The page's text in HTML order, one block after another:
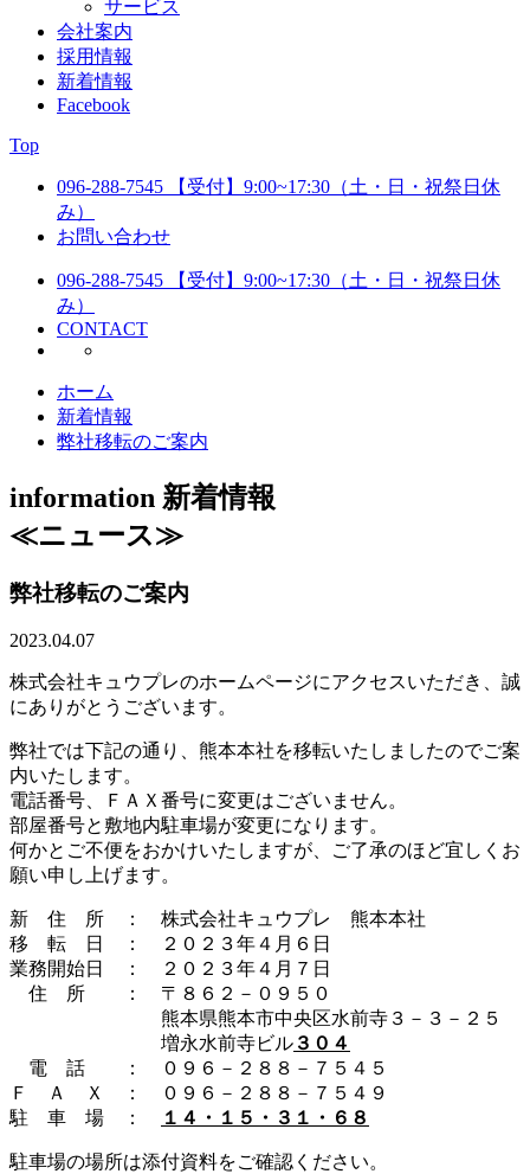
サービス
会社案内
採用情報
新着情報
Facebook
Top
096-288-7545
【受付】9:00~17:30（土・日・祝祭日休
み）
お問い合わせ
096-288-7545
【受付】9:00~17:30（土・日・祝祭日休
み）
CONTACT
ホーム
新着情報
弊社移転のご案内
information 新着情報
≪ニュース≫
弊社移転のご案内
2023.04.07
株式会社キュウプレのホームページにアクセスいただき、誠
にありがとうございます。
弊社では下記の通り、熊本本社を移転いたしましたのでご案
内いたします。
電話番号、ＦＡＸ番号に変更はございません。
部屋番号と敷地内駐車場が変更になります。
何かとご不便をおかけいたしますが、ご了承のほど宜しくお
願い申し上げます。
新 住 所 ： 株式会社キュウプレ 熊本本社
移 転 日 ： ２０２３年４月６日
業務開始日 ： ２０２３年４月７日
住 所 ： 〒８６２－０９５０
熊本県熊本市中央区水前寺３－３－２５
増永水前寺ビル ３０４
電 話 ： ０９６－２８８－７５４５
Ｆ Ａ Ｘ ： ０９６－２８８－７５４９
駐 車 場 ：
１４・１５・３１・６８
駐車場の場所は添付資料をご確認ください。